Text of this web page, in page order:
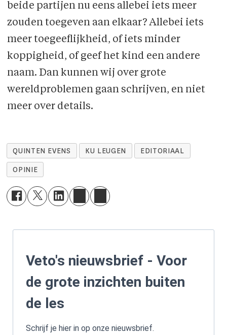
beide partijen nu eens allebei iets meer
zouden toegeven aan elkaar? Allebei iets
meer toegeeflijkheid, of iets minder
koppigheid, of geef het kind een andere
naam. Dan kunnen wij over grote
wereldproblemen gaan schrijven, en niet
meer over details.
QUINTEN EVENS KU LEUGEN EDITORIAAL
OPINIE
Veto's nieuwsbrief - Voor
de grote inzichten buiten
de les
Schrijf je hier in op onze nieuwsbrief.